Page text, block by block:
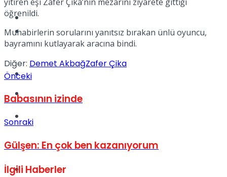
TV
Kadınca
Dünya
Tatil
Spor
Podcast
öğrenildi.
Muhabirlerin sorularını yanıtsız bırakan ünlü oyuncu,
bayramını kutlayarak aracına bindi.
Diğer: Demet AkbağZafer Çika
Önceki
Babasının izinde
Sonraki
Gülşen: En çok ben kazanıyorum
İlgili Haberler